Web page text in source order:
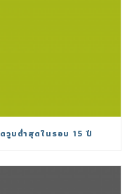
วูบต่ำสุดในรอบ 15 ปี